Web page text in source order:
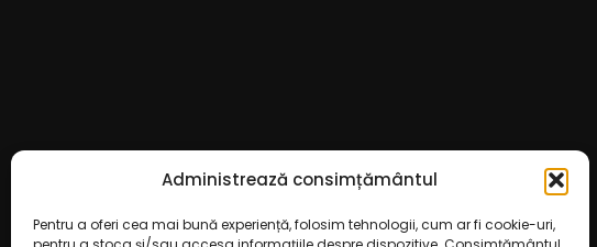
Administrează consimțământul
Pentru a oferi cea mai bună experiență, folosim tehnologii, cum ar fi cookie-uri,